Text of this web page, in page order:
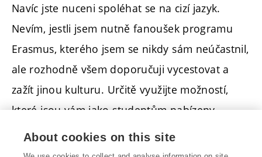
Navíc jste nuceni spoléhat se na cizí jazyk.
Nevím, jestli jsem nutně fanoušek programu
Erasmus, kterého jsem se nikdy sám neúčastnil,
ale rozhodně všem doporučuji vycestovat a
zažít jinou kulturu. Určitě využijte možností,
které jsou vám jako studentům nabízeny.
Dalším mým doporučením je jednoznačně
About cookies on this site